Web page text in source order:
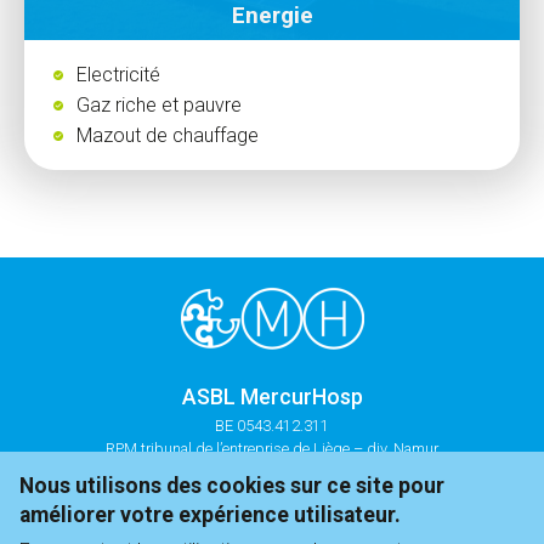
Energie
Electricité
Gaz riche et pauvre
Mazout de chauffage
ASBL MercurHosp
BE 0543.412.311
RPM tribunal de l’entreprise de Liège – div. Namur
+32 81 35 44 21
infos@mercurhosp.be
Nous utilisons des cookies sur ce site pour
améliorer votre expérience utilisateur.